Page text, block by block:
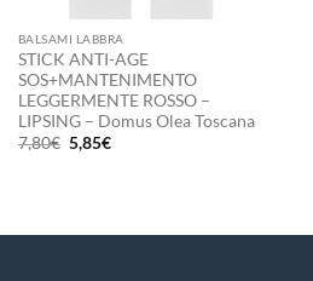
BALSAMI LABBRA
STICK ANTI-AGE
SOS+MANTENIMENTO
LEGGERMENTE ROSSO –
LIPSING – Domus Olea Toscana
7,80€ Il
prezzo
5,85€Il